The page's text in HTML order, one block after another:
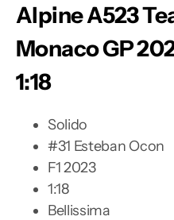
Alpine A523
Monaco GP
1:18
Solido
#31 Esteban Ocon
F1 2023
1:18
Bellissima